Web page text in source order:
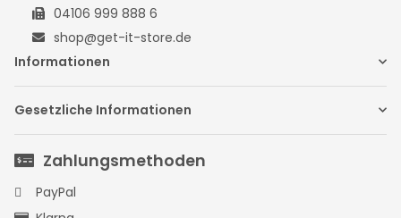
04106 999 888 6
shop@get-it-store.de
Informationen
Gesetzliche Informationen
Zahlungsmethoden
PayPal